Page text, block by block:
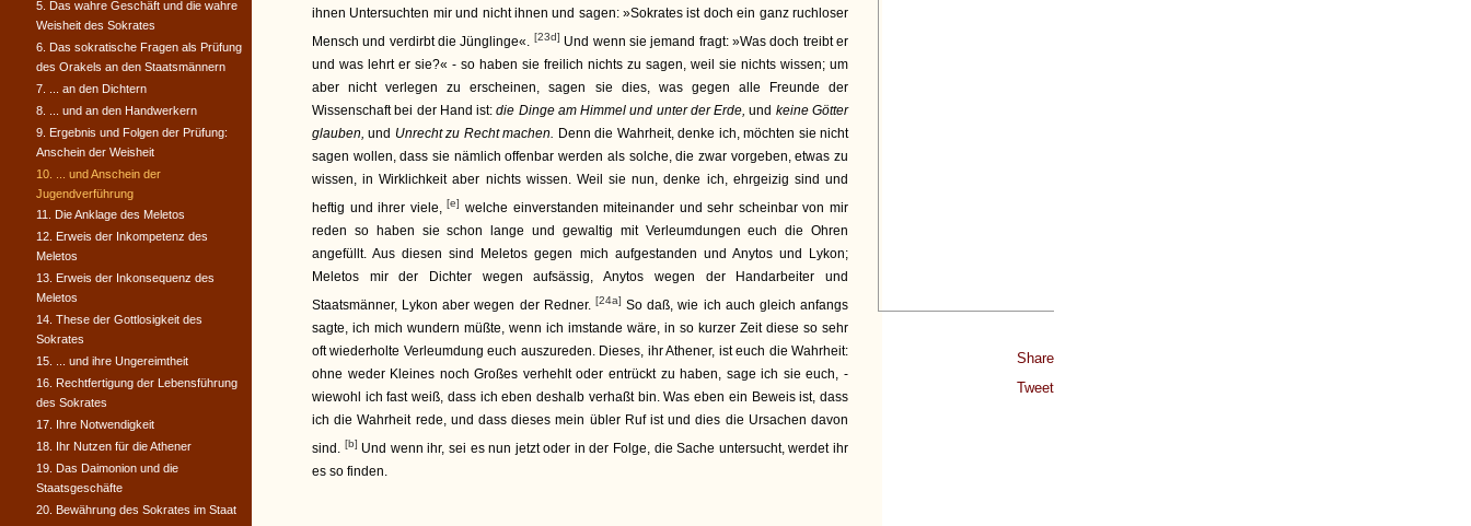
Share
Tweet
ihnen Untersuchten mir und nicht ihnen und sagen: »Sokrates ist doch ein ganz ruchloser
Mensch und verdirbt die Jünglinge«. [23d] Und wenn sie jemand fragt: »Was doch treibt er
und was lehrt er sie?« - so haben sie freilich nichts zu sagen, weil sie nichts wissen; um
aber nicht verlegen zu erscheinen, sagen sie dies, was gegen alle Freunde der
Wissenschaft bei der Hand ist:die Dinge am Himmel und unter der Erde, und keine Götter
glauben, und Unrecht zu Recht machen. Denn die Wahrheit, denke ich, möchten sie nicht
sagen wollen, dass sie nämlich offenbar werden als solche, die zwar vorgeben, etwas zu
wissen, in Wirklichkeit aber nichts wissen. Weil sie nun, denke ich, ehrgeizig sind und
heftig und ihrer viele,[e] welche einverstanden miteinander und sehr scheinbar von mir
reden so haben sie schon lange und gewaltig mit Verleumdungen euch die Ohren
angefüllt. Aus diesen sind Meletos gegen mich aufgestanden und Anytos und Lykon;
Meletos mir der Dichter wegen aufsässig, Anytos wegen der Handarbeiter und
Staatsmänner, Lykon aber wegen der Redner. [24a] So daß, wie ich auch gleich anfangs
sagte, ich mich wundern müßte, wenn ich imstande wäre, in so kurzer Zeit diese so sehr
oft wiederholte Verleumdung euch auszureden. Dieses, ihr Athener, ist euch die Wahrheit:
ohne weder Kleines noch Großes verhehlt oder entrückt zu haben, sage ich sie euch, -
wiewohl ich fast weiß, dass ich eben deshalb verhaßt bin. Was eben ein Beweis ist, dass
ich die Wahrheit rede, und dass dieses mein übler Ruf ist und dies die Ursachen davon
sind. [b] Und wenn ihr, sei es nun jetzt oder in der Folge, die Sache untersucht, werdet ihr
es so finden.
5. Das wahre Geschäft und die wahre
Weisheit des Sokrates
6. Das sokratische Fragen als Prüfung
des Orakels an den Staatsmännern
7. ... an den Dichtern
8. ... und an den Handwerkern
9. Ergebnis und Folgen der Prüfung:
Anschein der Weisheit
10. ... und Anschein der
Jugendverführung
11. Die Anklage des Meletos
12. Erweis der Inkompetenz des
Meletos
13. Erweis der Inkonsequenz des
Meletos
14. These der Gottlosigkeit des
Sokrates
15. ... und ihre Ungereimtheit
16. Rechtfertigung der Lebensführung
des Sokrates
17. Ihre Notwendigkeit
18. Ihr Nutzen für die Athener
19. Das Daimonion und die
Staatsgeschäfte
20. Bewährung des Sokrates im Staat